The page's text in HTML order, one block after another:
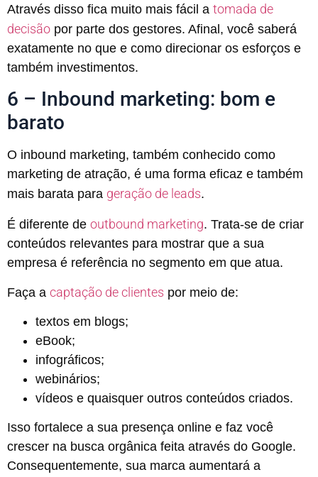
Através disso fica muito mais fácil a tomada de
decisão por parte dos gestores. Afinal, você saberá
exatamente no que e como direcionar os esforços e
também investimentos.
6 – Inbound marketing: bom e
barato
O inbound marketing, também conhecido como
marketing de atração, é uma forma eficaz e também
mais barata para geração de leads.
É diferente de outbound marketing. Trata-se de criar
conteúdos relevantes para mostrar que a sua
empresa é referência no segmento em que atua.
Faça a captação de clientes por meio de:
textos em blogs;
eBook;
infográficos;
webinários;
vídeos e quaisquer outros conteúdos criados.
Isso fortalece a sua presença online e faz você
crescer na busca orgânica feita através do Google.
Consequentemente, sua marca aumentará a